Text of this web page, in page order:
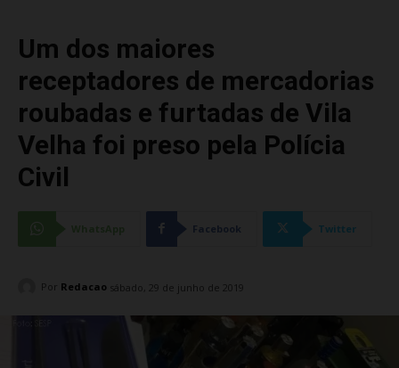
Um dos maiores
receptadores de mercadorias
roubadas e furtadas de Vila
Velha foi preso pela Polícia
Civil
Facebook Twitter
Por Redacao sábado, 29 de junho de 2019